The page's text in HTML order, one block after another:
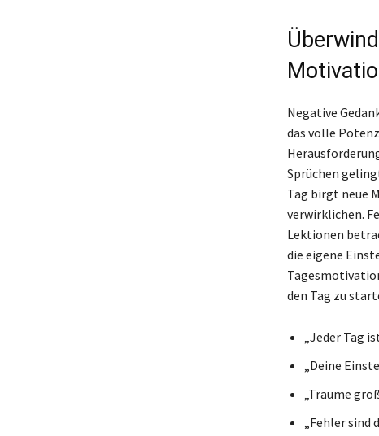
Negative
das volle
Sprüchen
Tag birgt neue
verwirklichen.
Lektionen
die eigene
den Tag zu
„Jeder Tag
„Deine
„Träume
„Fehler